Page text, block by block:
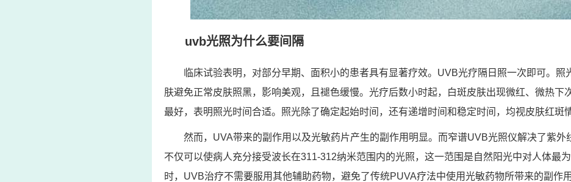
uvb光照为什么要间隔
临床试验表明，对部分早期、面积小的患者具有显著疗效。UVB光疗隔日照一次即可。照
肤避免正常皮肤照黑，影响美观，且褪色缓慢。光疗后数小时起，白斑皮肤出现微红、微热下
最好，表明照光时间合适。照光除了确定起始时间，还有递增时间和稳定时间，均视皮肤红斑
然而，UVA带来的副作用以及光敏药片产生的副作用明显。而窄谱UVB光照仪解决了紫外
不仅可以使病人充分接受波长在311-312纳米范围内的光照，这一范围是自然阳光中对人体最
时，UVB治疗不需要服用其他辅助药物，避免了传统PUVA疗法中使用光敏药物所带来的副作用